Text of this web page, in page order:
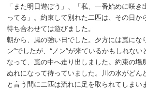
「また明日遊ぼう」、「私、一番始めに咲
ってる」。約束して別れた二匹は、その日か
待ち合わせては遊びました。
朝から、風の強い日でした。夕方には嵐にな
ン”でしたが、“ノン”が来ているかもしれない
なって、嵐の中へ走り出しました。約束の場
ぬれになって待っていました。川の水がどん
と言う間に二匹は流れに足を取られてしまい